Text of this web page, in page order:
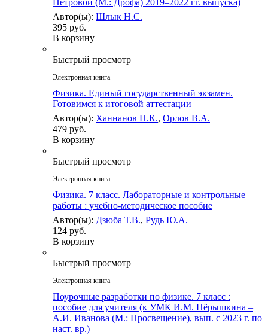
Петровой (М.: Дрофа) 2019–2022 гг. выпуска)
Автор(ы): Шлык Н.С.
395 руб.
В корзину
Быстрый просмотр
Электронная книга
Физика. Единый государственный экзамен.
Готовимся к итоговой аттестации
Автор(ы): Ханнанов Н.К., Орлов В.А.
479 руб.
В корзину
Быстрый просмотр
Электронная книга
Физика. 7 класс. Лабораторные и контрольные
работы : учебно-методическое пособие
Автор(ы): Дзюба Т.В., Рудь Ю.А.
124 руб.
В корзину
Быстрый просмотр
Электронная книга
Поурочные разработки по физике. 7 класс :
пособие для учителя (к УМК И.М. Пёрышкина –
А.И. Иванова (М.: Просвещение), вып. с 2023 г. по
наст. вр.)